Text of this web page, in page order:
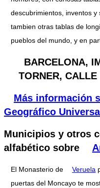
descubrimientos, inventos
tambien otras tablas de
pueblos del mundo, y en
BARCELONA,
TORNER, CALLE
Más información
Geográfico
Municipios y otros
alfabético sobre
El Monasterio de Veruela
puertas del Moncayo te